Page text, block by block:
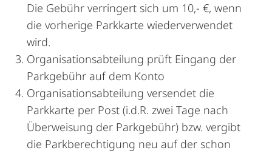
Die Gebühr verringert sich um 10,- €, wenn
die vorherige Parkkarte wiederverwendet
wird.
Organisationsabteilung prüft Eingang der
Parkgebühr auf dem Konto
Organisationsabteilung versendet die
Parkkarte per Post (i.d.R. zwei Tage nach
Überweisung der Parkgebühr) bzw. vergibt
die Parkberechtigung neu auf der schon